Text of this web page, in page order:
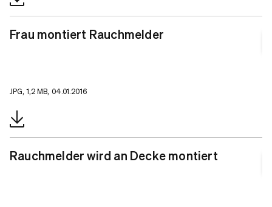
Frau montiert Rauchmelder
JPG, 1,2 MB, 04.01.2016
Rauchmelder wird an Decke montiert